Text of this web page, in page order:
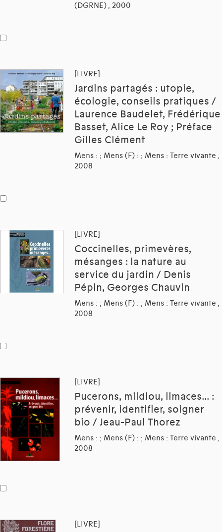
(DGRNE) , 2000
[LIVRE]
Jardins partagés : utopie,
écologie, conseils pratiques /
Laurence Baudelet, Frédérique
Basset, Alice Le Roy ; Préface
Gilles Clément
Mens : ; Mens (F) : ; Mens : Terre vivante ,
2008
[LIVRE]
Coccinelles, primevères,
mésanges : la nature au
service du jardin / Denis
Pépin, Georges Chauvin
Mens : ; Mens (F) : ; Mens : Terre vivante ,
2008
[LIVRE]
Pucerons, mildiou, limaces... :
prévenir, identifier, soigner
bio / Jeau-Paul Thorez
Mens : ; Mens (F) : ; Mens : Terre vivante ,
2008
[LIVRE]